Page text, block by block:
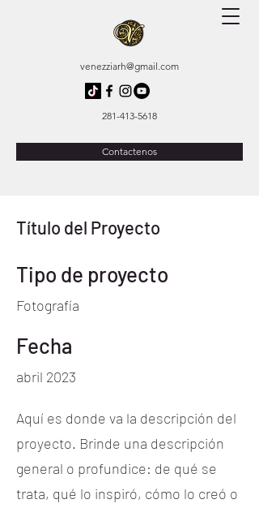
venezziarh@gmail.com
281-413-5618
Contactenos
Título del Proyecto
Tipo de proyecto
Fotografía
Fecha
abril 2023
Aquí es donde va la descripción del
proyecto. Brinde una descripción
general o profundice: de qué se
trata, qué lo inspiró, cómo lo creó o